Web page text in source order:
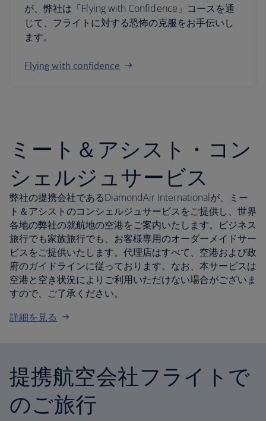
が、弊社は「Flying with Confidence」コースを通
じて、フライトに対する恐怖の克服をお手伝いし
ます。
Flying with confidence
ミート＆アシスト・コン
シェルジュサービス
弊社の提携会社であるDiamondAir Internationalが、ミー
ト＆アシストのコンシェルジュサービスをご提供し、世界
各地の弊社の就航地の空港をご案内いたします。ビジネス
旅行でも家族旅行でも、お客様専用のオーダーメイドサー
ビスをご提供いたします。代理店はすべて、空港および政
府のガイドラインに従っております。なお、本サービスは
空港と空き状況によりご利用いただけない場合がございま
すので、ご了承ください。
詳細を見る
提携航空会社フライトで
のご旅行